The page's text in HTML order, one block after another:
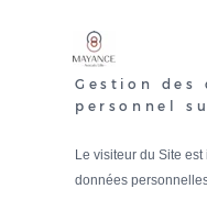
Gestion des
personnel
Le visiteur du Site
données